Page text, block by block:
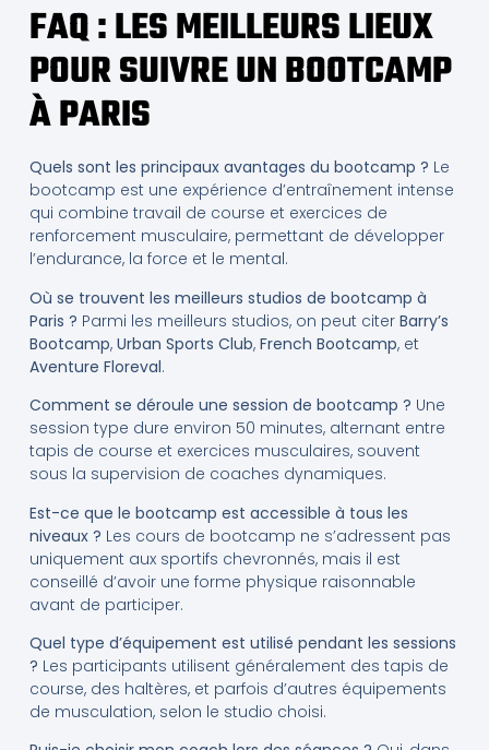
FAQ : LES MEILLEURS LIEUX
POUR SUIVRE UN BOOTCAMP
À PARIS
Quels sont les principaux avantages du bootcamp ? Le
bootcamp est une expérience d’entraînement intense
qui combine travail de course et exercices de
renforcement musculaire, permettant de développer
l’endurance, la force et le mental.
Où se trouvent les meilleurs studios de bootcamp à
Paris ? Parmi les meilleurs studios, on peut citer Barry’s
Bootcamp, Urban Sports Club, French Bootcamp, et
Aventure Floreval.
Comment se déroule une session de bootcamp ? Une
session type dure environ 50 minutes, alternant entre
tapis de course et exercices musculaires, souvent
sous la supervision de coaches dynamiques.
Est-ce que le bootcamp est accessible à tous les
niveaux ? Les cours de bootcamp ne s’adressent pas
uniquement aux sportifs chevronnés, mais il est
conseillé d’avoir une forme physique raisonnable
avant de participer.
Quel type d’équipement est utilisé pendant les sessions
? Les participants utilisent généralement des tapis de
course, des haltères, et parfois d’autres équipements
de musculation, selon le studio choisi.